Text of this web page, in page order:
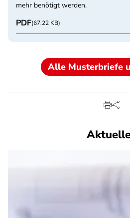
mehr benötigt werden.
PDF(67.22 KB)
Alle Musterbriefe